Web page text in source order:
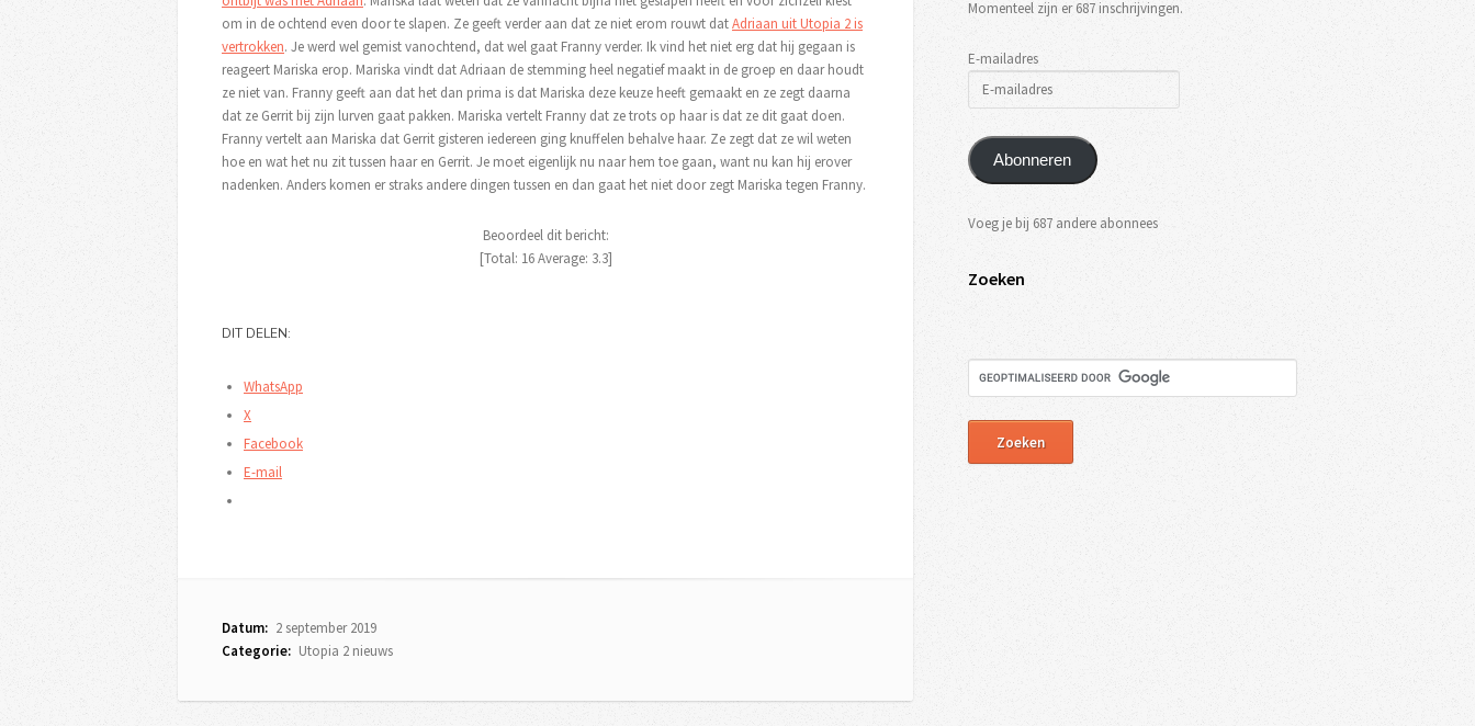
om in de ochtend even door te slapen. Ze geeft verder aan dat ze niet erom rouwt datAdriaan uit Utopia 2 is
vertrokken. Je werd wel gemist vanochtend, dat wel gaat Franny verder. Ik vind het niet erg dat hij gegaan is
reageert Mariska erop. Mariska vindt dat Adriaan de stemming heel negatief maakt in de groep en daar houdt
ze niet van. Franny geeft aan dat het dan prima is dat Mariska deze keuze heeft gemaakt en ze zegt daarna
dat ze Gerrit bij zijn lurven gaat pakken. Mariska vertelt Franny dat ze trots op haar is dat ze dit gaat doen.
Franny vertelt aan Mariska dat Gerrit gisteren iedereen ging knuffelen behalve haar. Ze zegt dat ze wil weten
hoe en wat het nu zit tussen haar en Gerrit. Je moet eigenlijk nu naar hem toe gaan, want nu kan hij erover
nadenken. Anders komen er straks andere dingen tussen en dan gaat het niet door zegt Mariska tegen Franny.
Beoordeel dit bericht:
[Total: 16Average: 3.3]
DIT DELEN:
WhatsApp
X
Facebook
E-mail
Datum: 2 september 2019
Categorie: Utopia 2 nieuws
Momenteel zijn er 687 inschrijvingen.
E-mailadres
Abonneren
Voeg je bij 687 andere abonnees
Zoeken